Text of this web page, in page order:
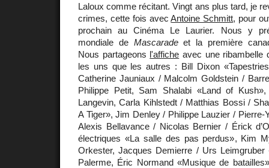
Laloux comme récitant. Vingt ans plus tard, je
crimes, cette fois avecAntoine Schmitt, pour
prochain au Cinéma Le Laurier. Nous y
mondiale de Mascaradeet la première
Nous partageons l'affiche avec une ribambelle
les uns que les autres : Bill Dixon
Catherine Jauniaux / Malcolm Goldstein /
Philippe Petit, Sam Shalabi «Land of
Langevin, Carla Kihlstedt / Matthias Bossi /
A Tiger», Jim Denley / Philippe Lauzier /
Alexis Bellavance / Nicolas Bernier / Érick
électriques «La salle des pas perdus», Kim
Orkester, Jacques Demierre / Urs
Palerme, Éric Normand «Musique de